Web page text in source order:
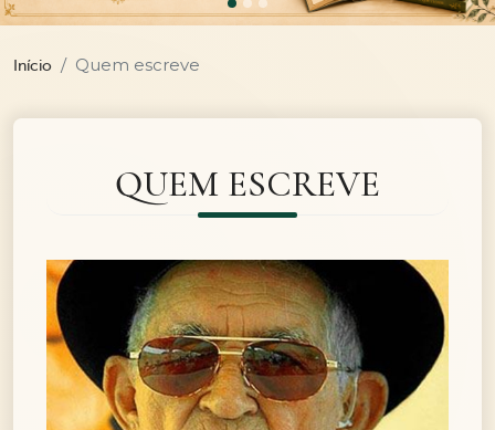
Início Quem escreve
QUEM ESCREVE